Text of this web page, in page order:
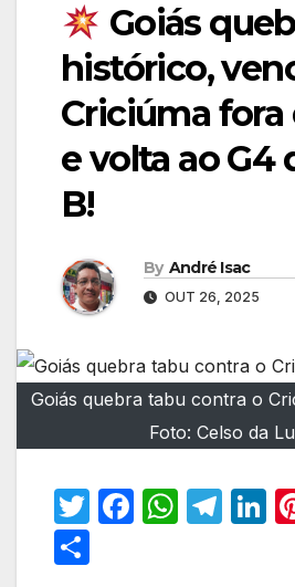
Goiás
histórico,
Criciúma fora
e volta ao G4
B!
By André Isac
OUT 26, 2025
Goiás quebra tabu contra o
Foto: Celso da
T
F
W T
Li